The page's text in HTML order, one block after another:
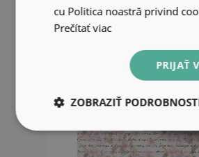
cu Politica noastră privind
Prečítať viac
PRIJAŤ
ZOBRAZIŤ